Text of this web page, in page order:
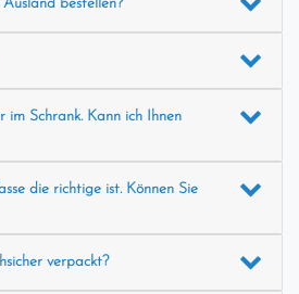
bestellen?
im Schrank. Kann ich Ihnen
die richtige ist. Können Sie
verpackt?